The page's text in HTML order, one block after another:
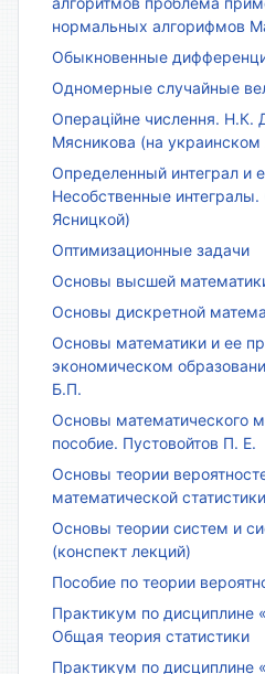
нормальных алгорифмов
Обыкновенные
Одномерные случайные
Операційне числення. Н.К.
Мясникова (на украинском
Определенный интеграл и
Несобственные
Ясницкой)
Оптимизационные задачи
Основы высшей
Основы дискретной
Основы математики и ее
экономическом
Б.П.
Основы математического
пособие. Пустовойтов П. Е.
Основы теории
математической
Основы теории систем и
(конспект лекций)
Пособие по теории
Практикум по дисциплине
Общая теория статистики
Практикум по дисциплине